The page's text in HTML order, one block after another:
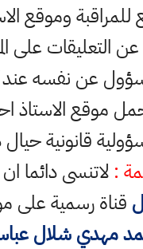
وموقع
التعليقات على
عن نفسه عند
موقع الاستاذ
قانونية
: لاتنسى دائما ان
قناة رسمية على
مهدي شلال